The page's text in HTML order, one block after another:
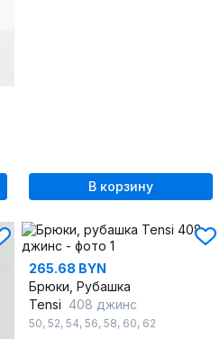
В корзину
265.68 BYN
Брюки, Рубашка
Tensi 408 джинс
50, 52, 54, 56, 58, 60, 62